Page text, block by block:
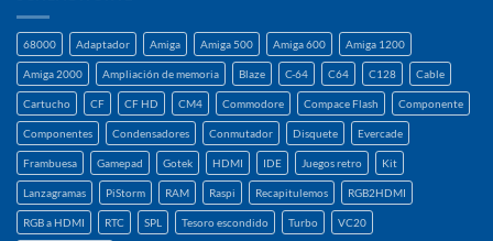
68000 Adaptador Amiga Amiga 500 Amiga 600 Amiga 1200
Amiga 2000 Ampliación de memoria Blaze C-64 C64 C128 Cable
Cartucho CF CF HD CM4 Commodore Compace Flash Componente
Componentes Condensadores Conmutador Disquete Evercade
Frambuesa Gamepad Gotek HDMI IDE Juegos retro Kit
Lanzagramas PiStorm RAM Raspi Recapitulemos RGB2HDMI
RGB a HDMI RTC SPL Tesoro escondido Turbo VC20